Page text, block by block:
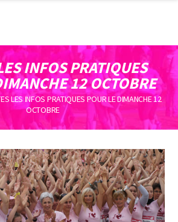
INFOS PRATIQUES
12 OCTOBRE
LES INFOS PRATIQUES POUR LE DIMANCHE 12
OCTOBRE